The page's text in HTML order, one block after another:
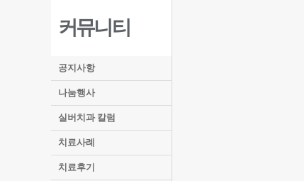
커뮤니티
공지사항
나눔행사
실버치과 칼럼
치료사례
치료후기